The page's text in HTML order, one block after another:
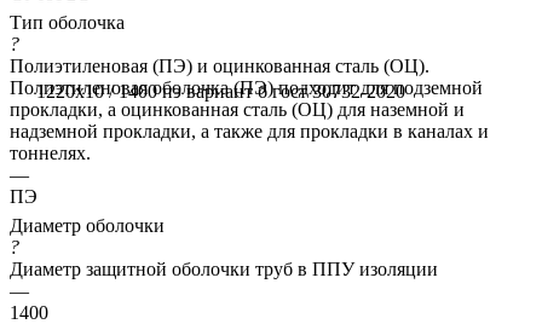
1220x10 / 1400 пэ вариант б гост 30732-2020
Тип оболочка
?
Полиэтиленовая (ПЭ) и оцинкованная сталь (ОЦ).
Полиэтиленовая оболочка (ПЭ) подходит для подземной
прокладки, а оцинкованная сталь (ОЦ) для наземной и
надземной прокладки, а также для прокладки в каналах и
тоннелях.
—
ПЭ
Диаметр оболочки
?
Диаметр защитной оболочки труб в ППУ изоляции
—
1400